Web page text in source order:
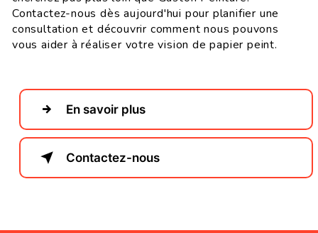
Contactez-nous dès aujourd'hui pour planifier une
consultation et découvrir comment nous pouvons
vous aider à réaliser votre vision de papier peint.
En savoir plus
Contactez-nous